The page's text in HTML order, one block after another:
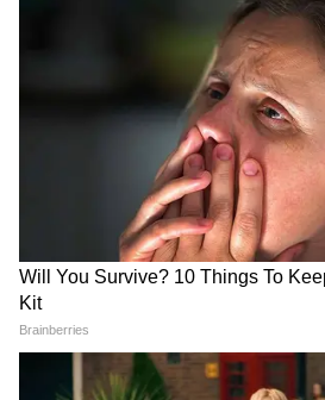
পরে বড় খবর শুনিয়েছেন নারী
অগ্নিমিত্রা পাল। মন্ত্রী
এসআইআর-এ যাদের নাম বাদ
নাম খতিয়ে দেখা হবে।
Image Credit :AI PHOTE